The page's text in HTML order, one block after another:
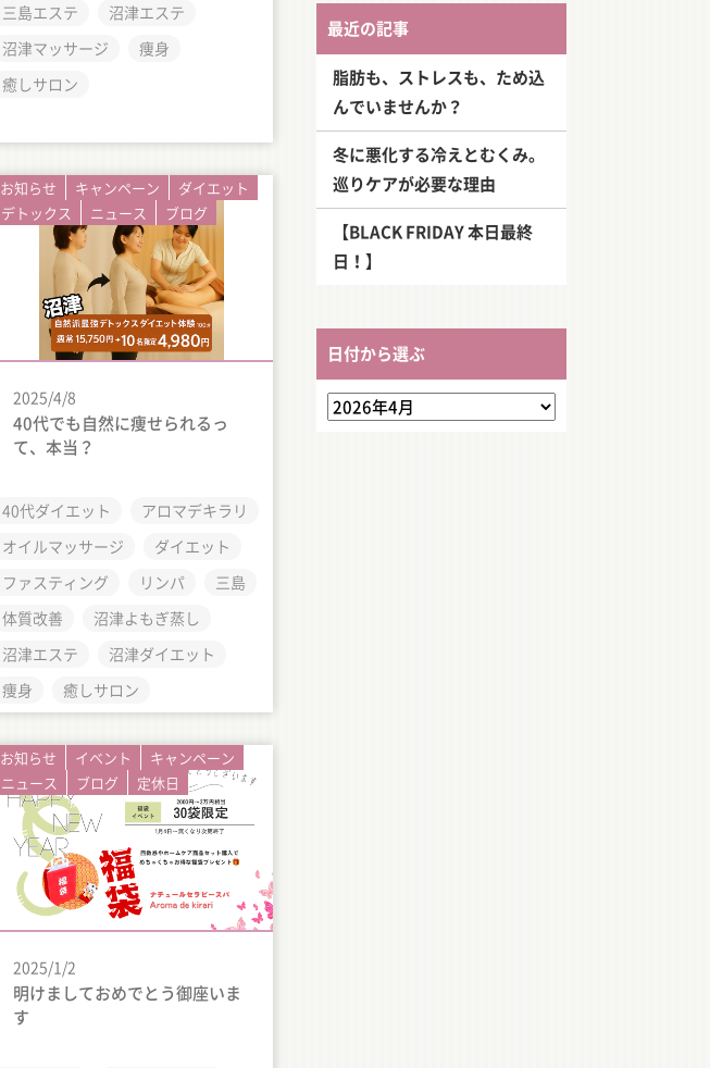
三島エステ
沼津エステ
沼津マッサージ
痩身
癒しサロン
お知らせ キャンペーン
ダイエット
デトックス
ニュース ブログ
2025/4/8
40代でも自然に痩せられるっ
て、本当？
40代ダイエット
アロマデキラリ
オイルマッサージ
ダイエット
ファスティング
リンパ
三島
体質改善
沼津よもぎ蒸し
沼津エステ
沼津ダイエット
痩身
癒しサロン
お知らせ イベント
キャンペーン
ニュース
ブログ 定休日
2025/1/2
明けましておめでとう御座いま
す
最近の記事
脂肪も、ストレスも、ため込
んでいませんか？
冬に悪化する冷えとむくみ。
巡りケアが必要な理由
【BLACK FRIDAY 本日最終
日！】
日付から選ぶ